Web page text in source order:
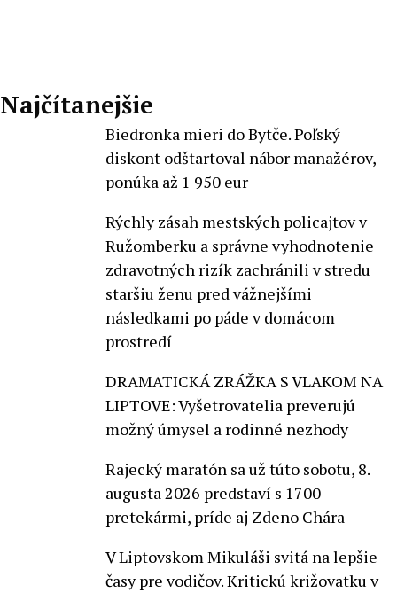
Najčítanejšie
Biedronka mieri do Bytče. Poľský
diskont odštartoval nábor manažérov,
ponúka až 1 950 eur
Rýchly zásah mestských policajtov v
Ružomberku a správne vyhodnotenie
zdravotných rizík zachránili v stredu
staršiu ženu pred vážnejšími
následkami po páde v domácom
prostredí
DRAMATICKÁ ZRÁŽKA S VLAKOM NA
LIPTOVE: Vyšetrovatelia preverujú
možný úmysel a rodinné nezhody
Rajecký maratón sa už túto sobotu, 8.
augusta 2026 predstaví s 1700
pretekármi, príde aj Zdeno Chára
V Liptovskom Mikuláši svitá na lepšie
časy pre vodičov. Kritickú križovatku v